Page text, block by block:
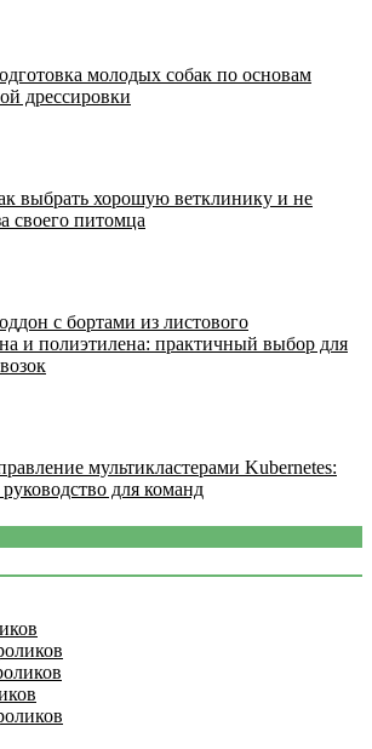
молодых собак по основам
дрессировки
выбрать хорошую ветклинику и не
своего питомца
с бортами из листового
и полиэтилена: практичный выбор для
мультикластерами Kubernetes:
для команд